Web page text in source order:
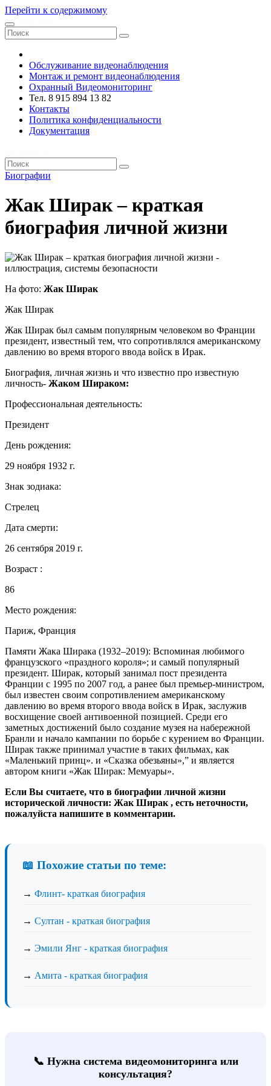
Перейти к содержимому
Обслуживание видеонаблюдения
Монтаж и ремонт видеонаблюдения
Охранный Видеомониторинг
Тел. 8 915 894 13 82
Контакты
Политика конфиденциальности
Документация
Биографии
Жак Ширак – краткая
биография личной жизни
На фото: Жак Ширак
Жак Ширак
Жак Ширак был самым популярным человеком во Франции
президент, известный тем, что сопротивлялся американскому
давлению во время второго ввода войск в Ирак.
Биография, личная жизнь и что известно про известную
личность- Жаком Шираком:
Профессиональная деятельность:
Президент
День рождения:
29 ноября 1932 г.
Знак зодиака:
Стрелец
Дата смерти:
26 сентября 2019 г.
Возраст :
86
Место рождения:
Париж, Франция
Памяти Жака Ширака (1932–2019): Вспоминая любимого
французского «праздного короля»; и самый популярный
президент. Ширак, который занимал пост президента
Франции с 1995 по 2007 год, а ранее был премьер-министром,
был известен своим сопротивлением американскому
давлению во время второго ввода войск в Ирак, заслужив
восхищение своей антивоенной позицией. Среди его
заметных достижений было создание музея на набережной
Бранли и начало кампании по борьбе с курением во Франции.
Ширак также принимал участие в таких фильмах, как
«Маленький принц». и «Сказка обезьяны»,” и является
автором книги «Жак Ширак: Мемуары».
Если Вы считаете, что в биографии личной жизни
исторической личности: Жак Ширак , есть неточности,
пожалуйста напишите в комментарии.
📖 Похожие статьи по теме:
→ Флинт- краткая биография
→ Султан - краткая биография
→ Эмили Янг - краткая биография
→ Амита - краткая биография
📞 Нужна система видеомониторинга или
консультация?